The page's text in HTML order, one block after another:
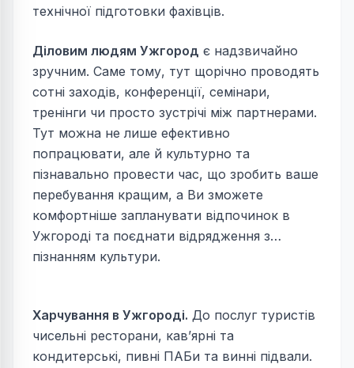
технічної підготовки фахівців.
Діловим людям Ужгород є надзвичайно
зручним. Саме тому, тут щорічно проводять
сотні заходів, конференції, семінари,
тренінги чи просто зустрічі між партнерами.
Тут можна не лише ефективно
попрацювати, але й культурно та
пізнавально провести час, що зробить ваше
перебування кращим, а Ви зможете
комфортніше запланувати відпочинок в
Ужгороді та поєднати відрядження з
пізнанням культури.
Харчування в Ужгороді. До послуг туристів
чисельні ресторани, кав’ярні та
кондитерські, пивні ПАБи та винні підвали.